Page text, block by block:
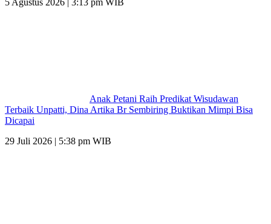
5 Agustus 2026 | 3:13 pm WIB
Anak Petani Raih Predikat Wisudawan
Terbaik Unpatti, Dina Artika Br Sembiring Buktikan Mimpi Bisa
Dicapai
29 Juli 2026 | 5:38 pm WIB